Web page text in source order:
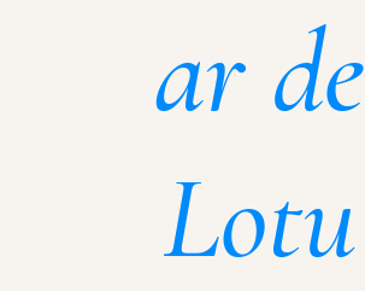
ar de
Lotu